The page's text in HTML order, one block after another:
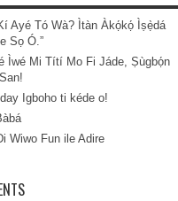
Ayé Tó Wà? Ìtàn Àkọ́kọ́ Ìṣẹ̀dá
Sọ Ó.”
Ìwé Mi Títí Mo Fi Jáde, Ṣùgbọ́n
Igboho ti kéde o!
Wiwo Fun ile Adire